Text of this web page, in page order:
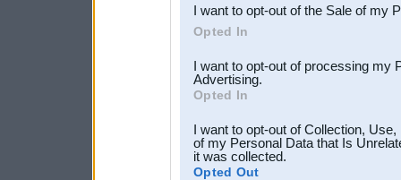
I want to opt-out of the Sale of my
Opted In
I want to opt-out of processing my
Advertising.
Opted In
I want to opt-out of Collection,
of my Personal Data that Is
it was collected.
Opted Out